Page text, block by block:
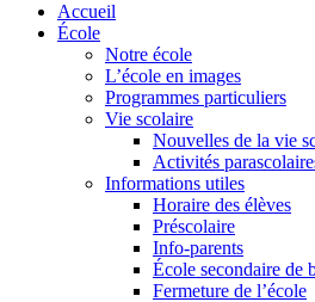
Accueil
École
Notre école
L’école en images
Programmes particuliers
Vie scolaire
Nouvelles de la vie
Activités
Informations utiles
Horaire des élèves
Préscolaire
Info-parents
École secondaire de
Fermeture de l’école